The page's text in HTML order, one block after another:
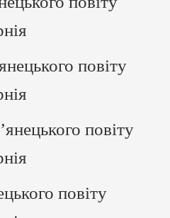
повіту
повіту
повіту